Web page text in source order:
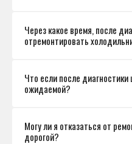
Через какое время, после
отремонтировать
Что если после
ожидаемой?
Могу ли я отказаться от
дорогой?